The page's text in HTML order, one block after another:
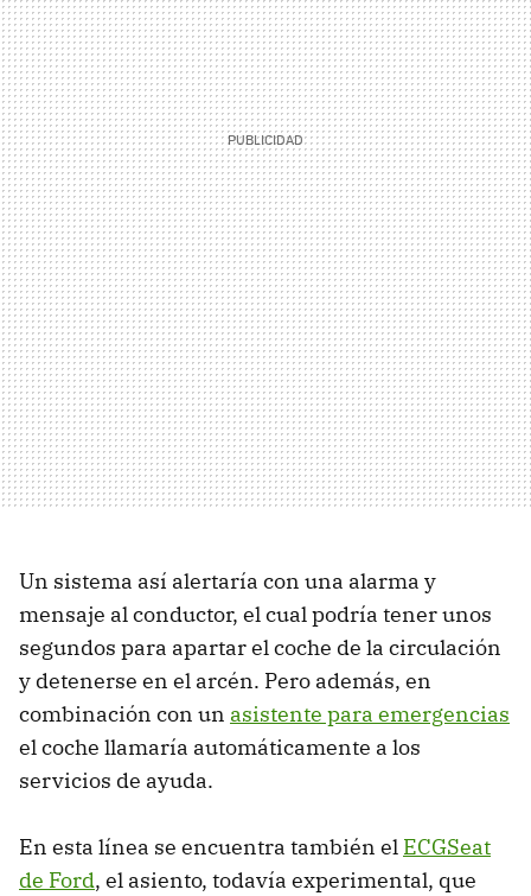
Un sistema así alertaría con una alarma y
mensaje al conductor, el cual podría tener unos
segundos para apartar el coche de la circulación
y detenerse en el arcén. Pero además, en
combinación con un asistente para emergencias
el coche llamaría automáticamente a los
servicios de ayuda.
En esta línea se encuentra también el ECGSeat
de Ford, el asiento, todavía experimental, que